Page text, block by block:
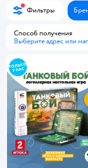
Фильтры
Способ получения
Выберите адрес или